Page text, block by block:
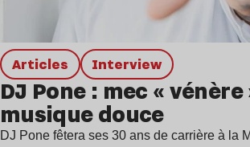
Articles interview
DJ Pone : mec « vénère
musique douce
DJ Pone fêtera ses 30 ans de carrière à la